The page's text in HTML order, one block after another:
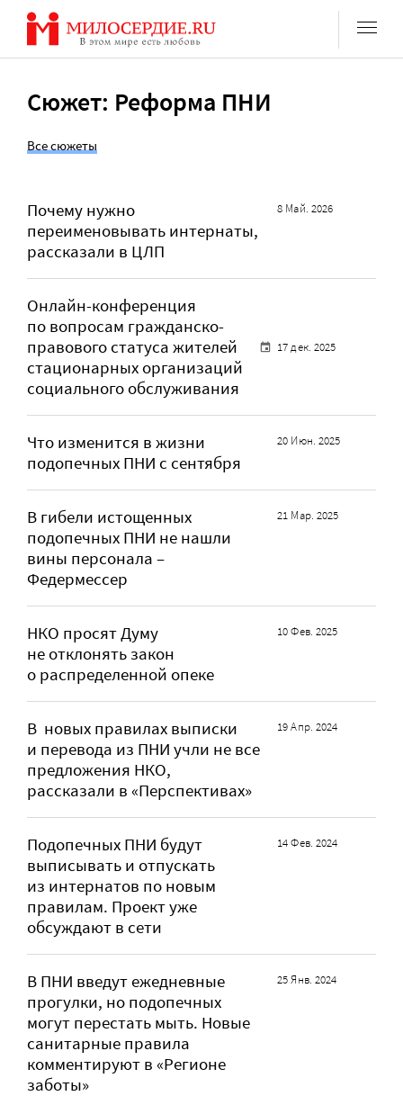
Перейти
содержанию
Сюжет: Реформа ПНИ
Все сюжеты
Почему нужно
переименовывать интернаты,
рассказали в ЦЛП
8 Май. 2026
Онлайн-конференция
по вопросам гражданско-
правового статуса жителей
стационарных организаций
социального обслуживания
17 дек. 2025
Что изменится в жизни
подопечных ПНИ с сентября
20 Июн. 2025
В гибели истощенных
подопечных ПНИ не нашли
вины персонала –
Федермессер
21 Мар. 2025
НКО просят Думу
не отклонять закон
о распределенной опеке
10 Фев. 2025
В новых правилах выписки
и перевода из ПНИ учли не все
предложения НКО,
рассказали в «Перспективах»
19 Апр. 2024
Подопечных ПНИ будут
выписывать и отпускать
из интернатов по новым
правилам. Проект уже
обсуждают в сети
14 Фев. 2024
В ПНИ введут ежедневные
прогулки, но подопечных
могут перестать мыть. Новые
санитарные правила
комментируют в «Регионе
заботы»
25 Янв. 2024